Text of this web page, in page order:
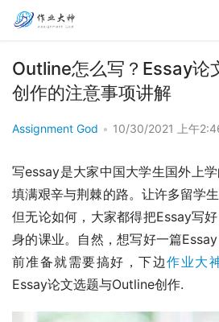
Outline怎么写？Essay论
创作的注意事项讲解
Assignment God • 10/30/2021 上午
写essay是大家中国大学生国外上
填满艰辛与荆棘的路。让许多留学
但无论如何，大家都得把Essay写
身的课业。自然，想写好一篇
前准备就需要搞好，下边作业大
Essay论文选题与Outline创作.